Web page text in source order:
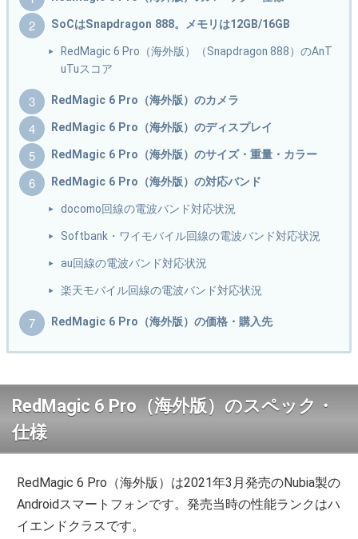
SoCはSnapdragon 888。メモリは12GB/16GB
RedMagic 6 Pro（海外版）（Snapdragon 888）のAnT
uTuスコア
RedMagic 6 Pro（海外版）のカメラ
RedMagic 6 Pro（海外版）のディスプレイ
RedMagic 6 Pro（海外版）のサイズ・重量・カラー
RedMagic 6 Pro（海外版）の対応バンド
docomo回線の電波バンド対応状況
Softbank・ワイモバイル回線の電波バンド対応状況
au回線の電波バンド対応状況
楽天モバイル回線の電波バンド対応状況
RedMagic 6 Pro（海外版）の価格・購入先
RedMagic 6 Pro（海外版）のスペック・
仕様
RedMagic 6 Pro（海外版）は2021年3月発売のNubia製の
Androidスマートフォンです。発売当時の性能ランクはハ
イエンドクラスです。